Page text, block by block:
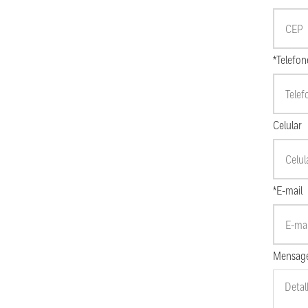
Celular
*E-mail